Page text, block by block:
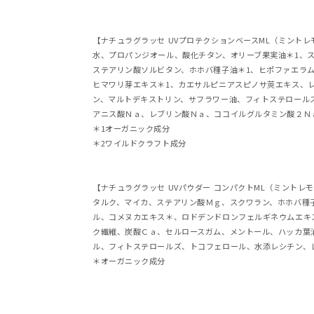
【ナチュラグラッセ UVプロテクションベースML（ミントレ
水、プロパンジオール、酸化チタン、オリーブ果実油＊1、
ステアリン酸ソルビタン、ホホバ種子油＊1、ヒポファエラ
ヒマワリ芽エキス＊1、カエサルピニアスピノサ莢エキス
ン、マルトデキストリン、サフラワー油、フィトステロー
アニス酸Ｎａ、レブリン酸Ｎａ、ココイルグルタミン酸２
＊1オーガニック成分
＊2ワイルドクラフト成分
【ナチュラグラッセ UVパウダー コンパクトML（ミントレモ
タルク、マイカ、ステアリン酸Ｍｇ、スクワラン、ホホバ
ル、コメヌカエキス＊、ロドデンドロンフェルギネウムエ
ク繊維、炭酸Ｃａ、セルロースガム、メントール、ハッカ
ル、フィトステロールズ、トコフェロール、水添レシチン
＊オーガニック成分